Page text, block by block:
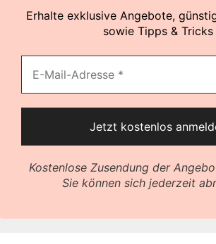
Erhalte exklusive Angebote,
sowie Tipps & Tricks
Kostenlose Zusendung der
Sie können sich jederzeit